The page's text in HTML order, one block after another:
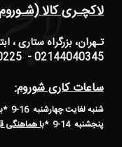
لاکچـری کالا
تـهران، بزرگراه ستاری ،
02144040345 - 02144040225
ساعات کاری شوروم:
شنبه لغایت چهارشنبه 16-9 *
پنجشنبه 14-9
*با هماهنگی